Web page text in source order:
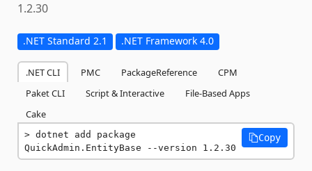
1.2.30
.NET Standard 2.1 .NET Framework 4.0
.NET CLI PMC PackageReference
CPM
Paket CLI
Script & Interactive
File-Based Apps
Cake
dotnet add package
QuickAdmin.EntityBase --version 1.2.30
Copy